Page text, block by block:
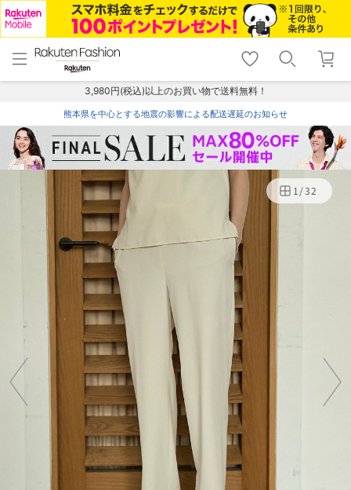
menu home
トップ
shopping_cart lock_outline
ログイン
3,980円(税込)以上のお買い物で送料無料！
熊本県を中心とする地震の影響による配送遅延のお知らせ
1/32